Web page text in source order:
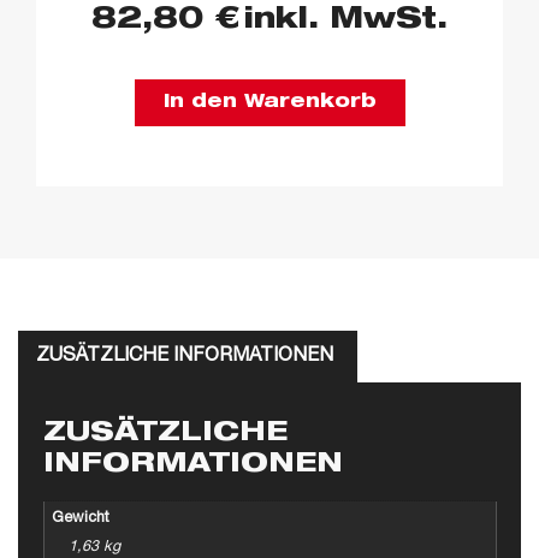
82,80 € inkl. MwSt.
In den Warenkorb
ZUSÄTZLICHE INFORMATIONEN
ZUSÄTZLICHE
INFORMATIONEN
Gewicht
1,63 kg